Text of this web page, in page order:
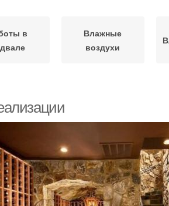
в
Влажные
воздухи